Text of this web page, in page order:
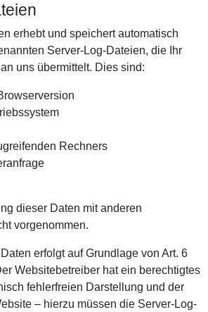
erhebt und speichert automatisch
Server-Log-Dateien, die Ihr
uns übermittelt. Dies sind:
Rechners
dieser Daten mit anderen
vorgenommen.
erfolgt auf Grundlage von Art. 6
Websitebetreiber hat ein berechtigtes
fehlerfreien Darstellung und der
– hierzu müssen die Server-Log-